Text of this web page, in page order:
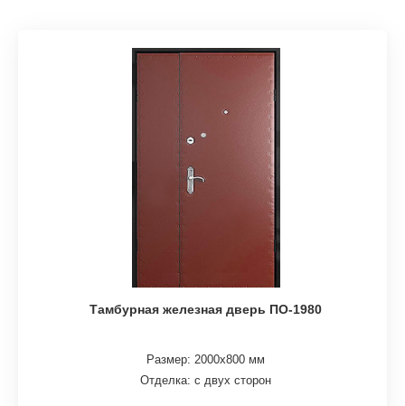
Тамбурная железная дверь ПО-1980
Размер: 2000х800 мм
Отделка: с двух сторон